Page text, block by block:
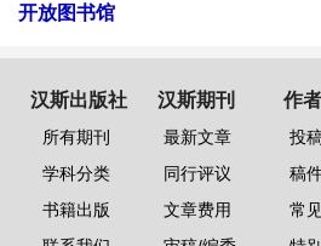
开放图书馆
汉斯出版社
所有期刊
学科分类
书籍出版
汉斯期刊
最新文章
同行评议
文章费用
作
投
稿
常